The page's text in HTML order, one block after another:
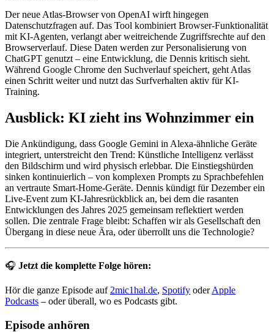
Der neue Atlas-Browser von OpenAI wirft hingegen
Datenschutzfragen auf. Das Tool kombiniert Browser-Funktionalität
mit KI-Agenten, verlangt aber weitreichende Zugriffsrechte auf den
Browserverlauf. Diese Daten werden zur Personalisierung von
ChatGPT genutzt – eine Entwicklung, die Dennis kritisch sieht.
Während Google Chrome den Suchverlauf speichert, geht Atlas
einen Schritt weiter und nutzt das Surfverhalten aktiv für KI-
Training.
Ausblick: KI zieht ins Wohnzimmer ein
Die Ankündigung, dass Google Gemini in Alexa-ähnliche Geräte
integriert, unterstreicht den Trend: Künstliche Intelligenz verlässt
den Bildschirm und wird physisch erlebbar. Die Einstiegshürden
sinken kontinuierlich – von komplexen Prompts zu Sprachbefehlen
an vertraute Smart-Home-Geräte. Dennis kündigt für Dezember ein
Live-Event zum KI-Jahresrückblick an, bei dem die rasanten
Entwicklungen des Jahres 2025 gemeinsam reflektiert werden
sollen. Die zentrale Frage bleibt: Schaffen wir als Gesellschaft den
Übergang in diese neue Ära, oder überrollt uns die Technologie?
🎧 Jetzt die komplette Folge hören:
Hör die ganze Episode auf 2mic1hal.de, Spotify oderApple
Podcasts – oder überall, wo es Podcasts gibt.
Episode anhören